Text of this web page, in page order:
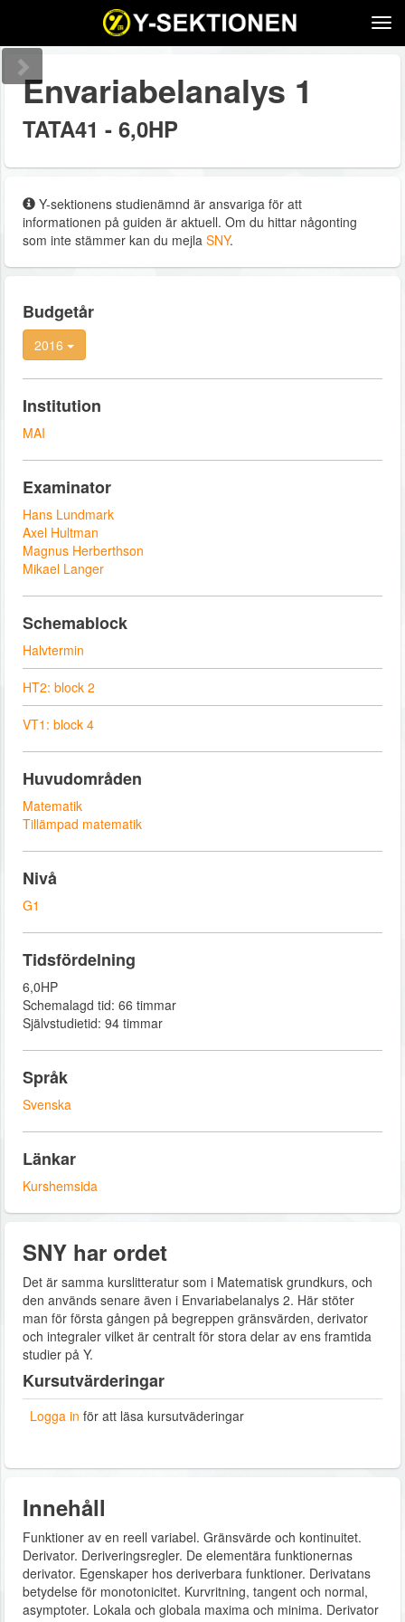
Envariabelanalys 1
TATA41 - 6,0HP
Y-sektionens studienämnd är ansvariga för att
informationen på guiden är aktuell. Om du hittar någonting
som inte stämmer kan du mejla SNY.
Budgetår
2016
Institution
MAI
Examinator
Hans Lundmark
Axel Hultman
Magnus Herberthson
Mikael Langer
Schemablock
Halvtermin
HT2: block 2
VT1: block 4
Huvudområden
Matematik
Tillämpad matematik
Nivå
G1
Tidsfördelning
6,0HP
Schemalagd tid: 66 timmar
Självstudietid: 94 timmar
Språk
Svenska
Länkar
Kurshemsida
SNY har ordet
Det är samma kurslitteratur som i Matematisk grundkurs, och
den används senare även i Envariabelanalys 2. Här stöter
man för första gången på begreppen gränsvärden, derivator
och integraler vilket är centralt för stora delar av ens framtida
studier på Y.
Kursutvärderingar
Logga in för att läsa kursutväderingar
Innehåll
Funktioner av en reell variabel. Gränsvärde och kontinuitet.
Derivator. Deriveringsregler. De elementära funktionernas
derivator. Egenskaper hos deriverbara funktioner. Derivatans
betydelse för monotonicitet. Kurvritning, tangent och normal,
asymptoter. Lokala och globala maxima och minima. Derivator